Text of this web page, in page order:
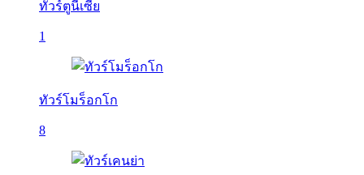
ทัวร์ตูนีเซีย
1
ทัวร์โมร็อกโก
8